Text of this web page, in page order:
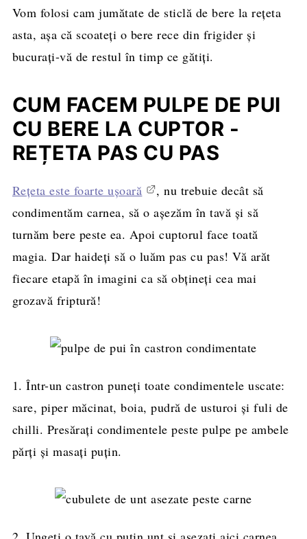
Vom folosi cam jumătate de sticlă de bere la rețeta
asta, așa că scoateți o bere rece din frigider și
bucurați-vă de restul în timp ce gătiți.
CUM FACEM PULPE DE PUI
CU BERE LA CUPTOR -
REȚETA PAS CU PAS
Rețeta este foarte ușoară
, nu trebuie decât să
condimentăm carnea, să o așezăm în tavă și să
turnăm bere peste ea. Apoi cuptorul face toată
magia. Dar haideți să o luăm pas cu pas! Vă arăt
fiecare etapă în imagini ca să obțineți cea mai
grozavă friptură!
1. Într-un castron puneți toate condimentele uscate:
sare, piper măcinat, boia, pudră de usturoi și fuli de
chilli. Presărați condimentele peste pulpe pe ambele
părți și masați puțin.